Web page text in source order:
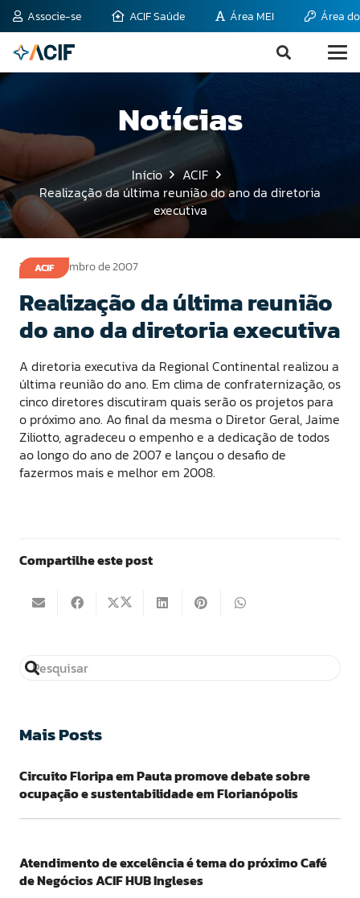
Associe-se ACIF Saúde Área MEI Área
Notícias
Início
ACIF
Realização da última reunião do ano da diretoria
executiva
ACIF
19 de dezembro de 2007
Realização da última reunião
do ano da diretoria executiva
A diretoria executiva da Regional Continental realizou a
última reunião do ano. Em clima de confraternização, os
cinco diretores discutiram quais serão os projetos para
o próximo ano. Ao final da mesma o Diretor Geral, Jaime
Ziliotto, agradeceu o empenho e a dedicação de todos
ao longo do ano de 2007 e lançou o desafio de
fazermos mais e melhor em 2008.
Compartilhe este post
Mais Posts
Circuito Floripa em Pauta promove debate sobre
ocupação e sustentabilidade em Florianópolis
Atendimento de excelência é tema do próximo Café
de Negócios ACIF HUB Ingleses